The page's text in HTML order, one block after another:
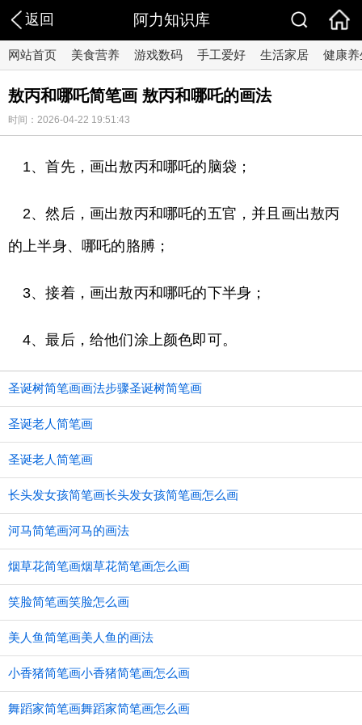
返回 阿力知识库
网站首页 美食营养 游戏数码 手工爱好 生活家居 健康养
敖丙和哪吒简笔画 敖丙和哪吒的画法
时间：2026-04-22 19:51:43
1、首先，画出敖丙和哪吒的脑袋；
2、然后，画出敖丙和哪吒的五官，并且画出敖丙
的上半身、哪吒的胳膊；
3、接着，画出敖丙和哪吒的下半身；
4、最后，给他们涂上颜色即可。
圣诞树简笔画画法步骤圣诞树简笔画
圣诞老人简笔画
圣诞老人简笔画
长头发女孩简笔画长头发女孩简笔画怎么画
河马简笔画河马的画法
烟草花简笔画烟草花简笔画怎么画
笑脸简笔画笑脸怎么画
美人鱼简笔画美人鱼的画法
小香猪简笔画小香猪简笔画怎么画
舞蹈家简笔画舞蹈家简笔画怎么画